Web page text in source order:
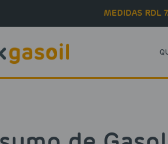
MEDIDAS RDL